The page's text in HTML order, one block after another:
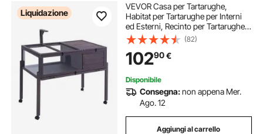
Liquidazione
VEVOR Casa per Tartarughe,
Habitat per Tartarughe per Interni
ed Esterni, Recinto per Tartarughe
in Legno con Supporto per Luce,
Piedini, Gabbia Habitat a Rotelle per
Rettili, Piccoli Animali
(82)
10290€
Disponibile
Consegna:non appena Mer.
Ago. 12
Aggiungi al carrello